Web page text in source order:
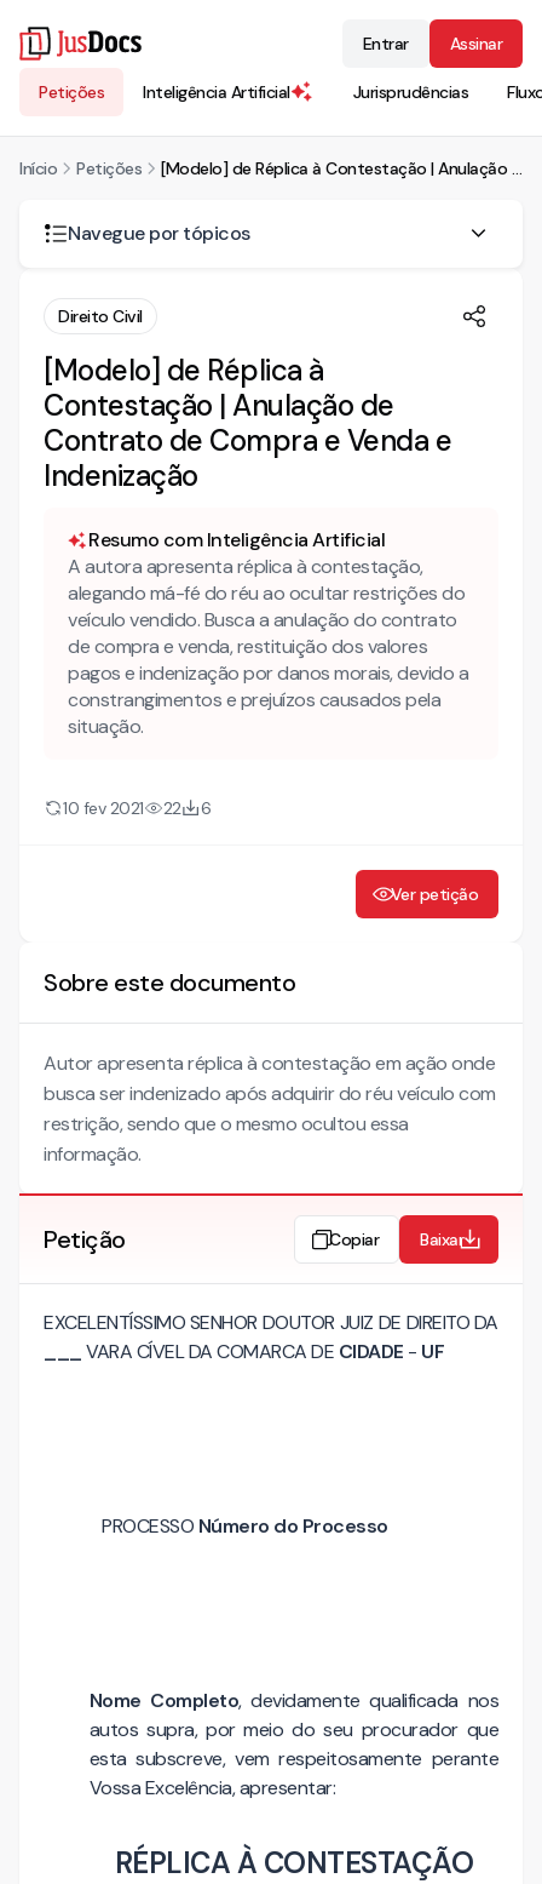
Petições Inteligência Artificial Jurisprudências
Entrar Assinar
Início Petições [Modelo] de Réplica à Contestação | Anulação de Contrato de Compra e Venda e Indenização
Navegue por tópicos
RÉPLICA À CONTESTAÇÃO
I - DA VERACIDADE FÁTICA
I.I – DA GRATUIDADE DA JUSTIÇA
I.II – DA VERACIDADE FÁTICA E DA INEXISTÊNCIA DA
PERDA DO OBJETO
Direito Civil
[Modelo] de Réplica à
Contestação | Anulação de
Contrato de Compra e Venda e
Indenização
Resumo com Inteligência Artificial
A autora apresenta réplica à contestação,
alegando má-fé do réu ao ocultar restrições do
veículo vendido. Busca a anulação do contrato
de compra e venda, restituição dos valores
pagos e indenização por danos morais, devido a
constrangimentos e prejuízos causados pela
situação.
10 fev 2021 22 6
Ver petição
Sobre este documento
Autor apresenta réplica à contestação em ação onde
busca ser indenizado após adquirir do réu veículo com
restrição, sendo que o mesmo ocultou essa
informação.
Petição Copiar Baixar
EXCELENTÍSSIMO SENHOR DOUTOR JUIZ DE DIREITO DA
VARA CÍVEL DA COMARCA DE CIDADE - UF
PROCESSO Número do Processo
Nome Completo, devidamente qualificada nos
autos supra, por meio do seu procurador que
esta subscreve, vem respeitosamente perante
Vossa Excelência, apresentar:
RÉPLICA À CONTESTAÇÃO